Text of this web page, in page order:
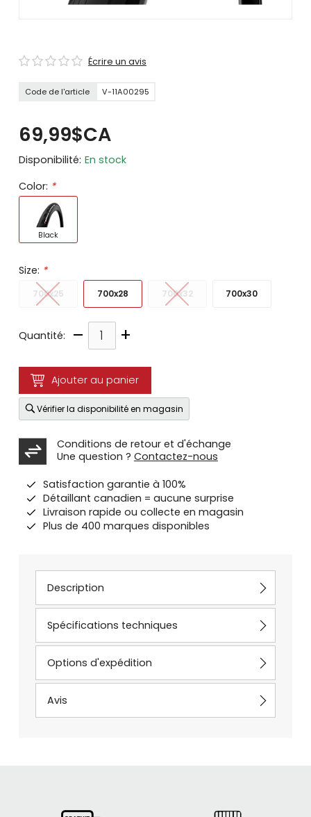
Écrire un avis
Code de l'article V-11A00295
69,99$CA
Disponibilité: En stock
Color: *
Black
Size: *
700x25 700x28 700x32 700x30
Quantité: – +
Ajouter au panier
Vérifier la disponibilité en magasin
Conditions de retour et d'échange
Une question ? Contactez-nous
Satisfaction garantie à 100%
Détaillant canadien = aucune surprise
Livraison rapide ou collecte en magasin
Plus de 400 marques disponibles
Description
Spécifications techniques
Options d'expédition
Avis